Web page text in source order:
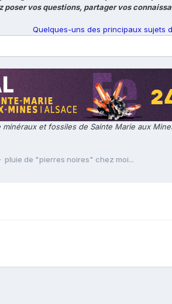
poser vos questions, partager vos
Quelques-uns des principaux sujets
minéraux et fossiles de Sainte Marie aux
pluie de "pierres noires" chez moi...